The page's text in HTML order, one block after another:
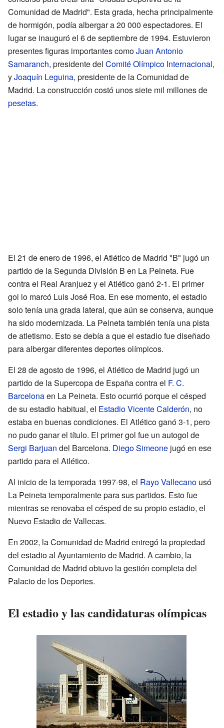
Comunidad de Madrid". Esta grada, hecha principalmente
de hormigón, podía albergar a 20 000 espectadores. El
lugar se inauguró el 6 de septiembre de 1994. Estuvieron
presentes figuras importantes comoJuan Antonio
Samaranch, presidente del Comité Olímpico Internacional,
yJoaquín Leguina, presidente de la Comunidad de
Madrid. La construcción costó unos siete mil millones de
pesetas.
El 21 de enero de 1996, el Atlético de Madrid "B" jugó un
partido de la Segunda División B en La Peineta. Fue
contra el Real Aranjuez y el Atlético ganó 2-1. El primer
gol lo marcó Luis José Roa. En ese momento, el estadio
solo tenía una grada lateral, que aún se conserva, aunque
ha sido modernizada. La Peineta también tenía una pista
de atletismo. Esto se debía a que el estadio fue diseñado
para albergar diferentes deportes olímpicos.
El 28 de agosto de 1996, el Atlético de Madrid jugó un
partido de la Supercopa de España contra el F. C.
Barcelonaen La Peineta. Esto ocurrió porque el césped
de su estadio habitual, el Estadio Vicente Calderón, no
estaba en buenas condiciones. El Atlético ganó 3-1, pero
no pudo ganar el título. El primer gol fue un autogol de
Sergi Barjuan del Barcelona. Diego Simeone jugó en ese
partido para el Atlético.
Al inicio de la temporada 1997-98, el Rayo Vallecano usó
La Peineta temporalmente para sus partidos. Esto fue
mientras se renovaba el césped de su propio estadio, el
Nuevo Estadio de Vallecas.
En 2002, la Comunidad de Madrid entregó la propiedad
del estadio al Ayuntamiento de Madrid. A cambio, la
Comunidad de Madrid obtuvo la gestión completa del
Palacio de los Deportes.
El estadio y las candidaturas olímpicas